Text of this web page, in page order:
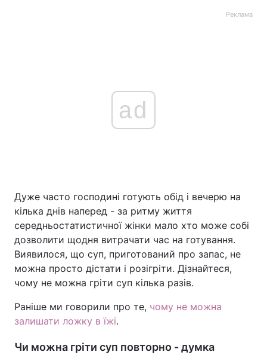
Головна Війна
Україна
Економіка Світ
Спорт Наука
Техно і зв'язок Лайт
Реклама
ad
Дуже часто господині готують обід і вечерю на
кілька днів наперед - за ритму життя
середньостатистичної жінки мало хто може собі
дозволити щодня витрачати час на готування.
Виявилося, що суп, приготований про запас, не
можна просто дістати і розігріти. Дізнайтеся,
чому не можна гріти суп кілька разів.
Раніше ми говорили про те, чому не можна
залишати ложку в їжі.
Чи можна гріти суп повторно - думка